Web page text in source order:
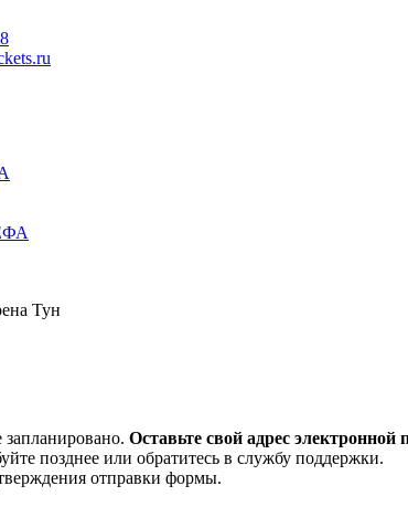
Тун
Оставьте свой адрес
позднее или обратитесь в службу поддержки.
отправки формы.